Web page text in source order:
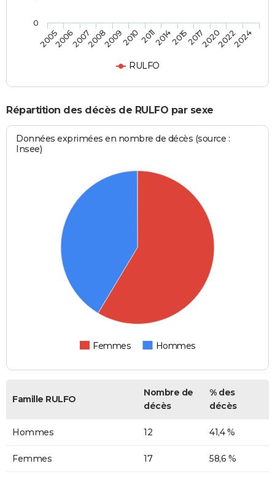
RULFO
200520062007200820092010 2011201420152017202020222024
0
Répartition des décès de RULFO par sexe
Données exprimées en nombre de décès (source :
Insee)
Femmes Hommes
Famille RULFO
Nombre de
décès
% des
décès
Hommes 12 41,4 %
Femmes 17 58,6 %